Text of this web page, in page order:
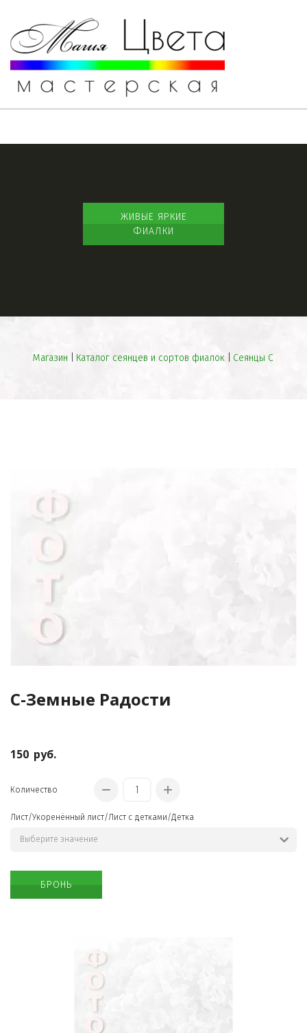
ЖИВЫЕ ЯРКИЕ
ФИАЛКИ
Магазин Каталог сеянцев и сортов фиалок | Сеянцы С
С-Земные Радости
150 руб.
Количество
Лист/Укоренённый лист/Лист с детками/Детка
БРОНЬ